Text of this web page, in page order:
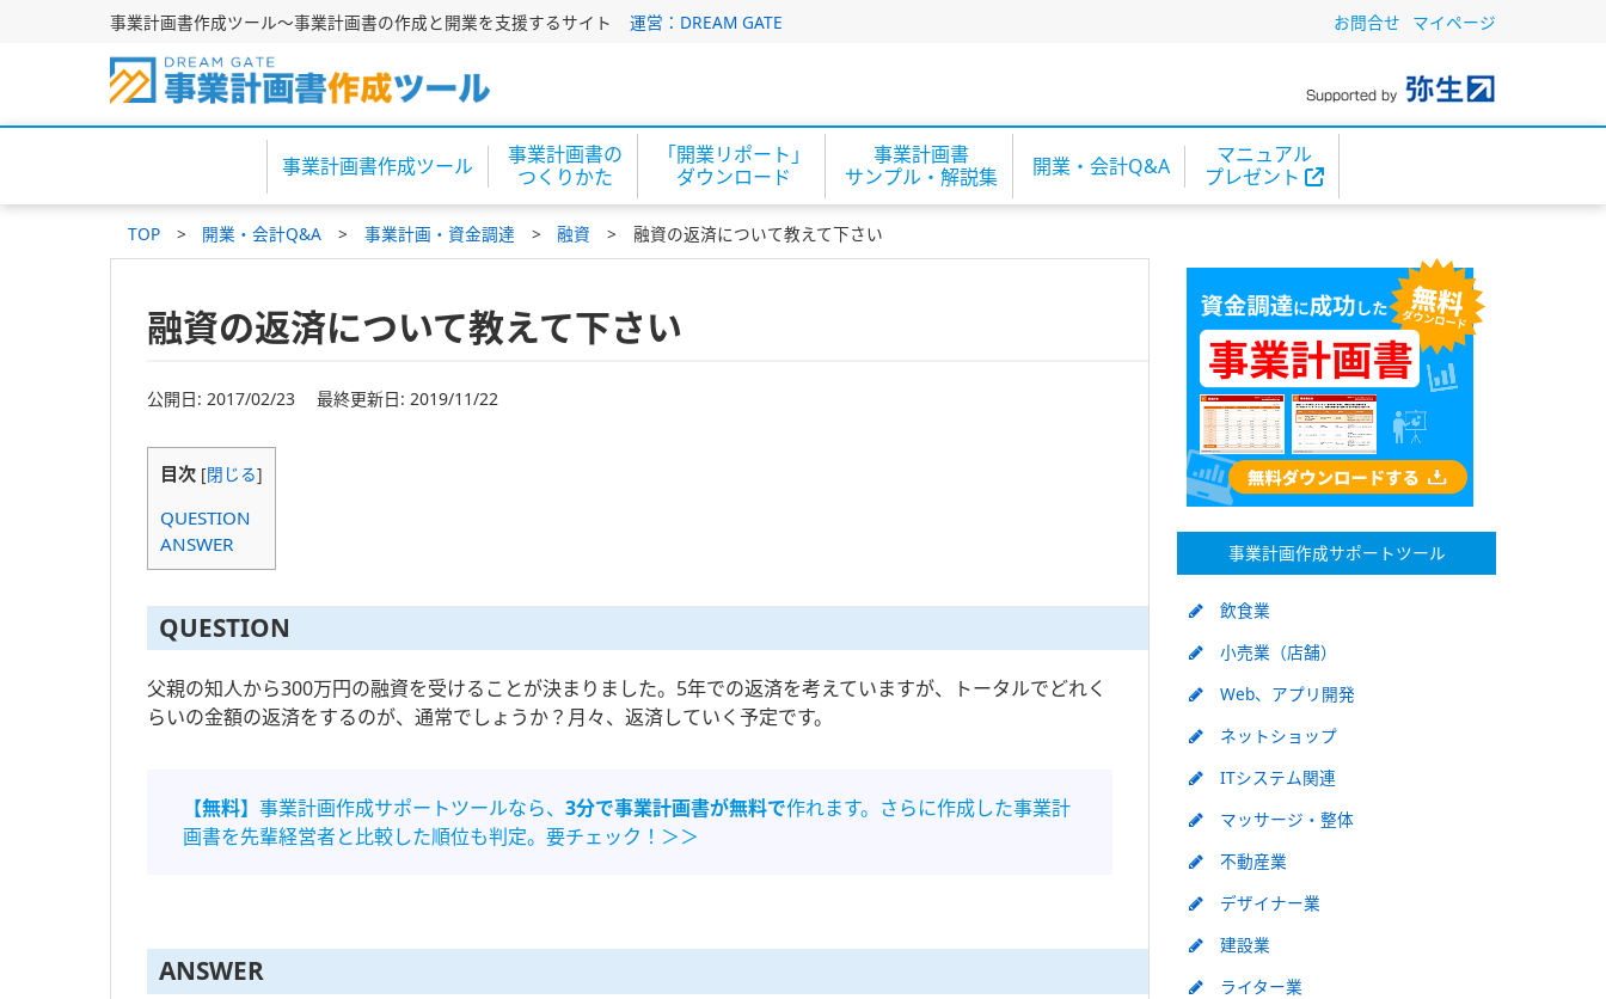
事業計画書作成ツール～事業計画書の作成と開業を支援するサイト 運営：DREAM GATE マイページ
お問合せ
事業計画書作成ツール
事業計画書の
つくりかた
「開業リポート」
ダウンロード
事業計画書
サンプル・解説集
開業・会計Q&A
マニュアル
プレゼント
TOP 開業・会計Q&A 事業計画・資金調達 融資 融資の返済について教えて下さい
融資の返済について教えて下さい
公開日: 2017/02/23 最終更新日: 2019/11/22
目次 [閉じる]
QUESTION
ANSWER
QUESTION
父親の知人から300万円の融資を受けることが決まりました。5年での返済を考えていますが、トータルでどれく
らいの金額の返済をするのが、通常でしょうか？月々、返済していく予定です。
【無料】 事業計画作成サポートツールなら、 3分で事業計画書が無料で作れます。さらに作成した事業計
画書を先輩経営者と比較した順位も判定。要チェック！＞＞
ANSWER
事業計画作成サポートツール
飲食業
小売業（店舗）
Web、アプリ開発
ネットショップ
ITシステム関連
マッサージ・整体
不動産業
デザイナー業
建設業
ライター業